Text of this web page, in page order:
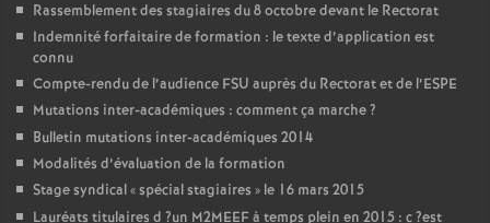
Rassemblement des stagiaires du 8 octobre devant le Rectorat
Indemnité forfaitaire de formation : le texte d’application est
connu
Compte-rendu de l’audience FSU auprès du Rectorat et de l’ESPE
Mutations inter-académiques : comment ça marche?
Bulletin mutations inter-académiques 2014
Modalités d’évaluation de la formation
Stage syndical «spécial stagiaires » le 16 mars 2015
Lauréats titulaires d ?un M2MEEFà temps plein en 2015 : c?est